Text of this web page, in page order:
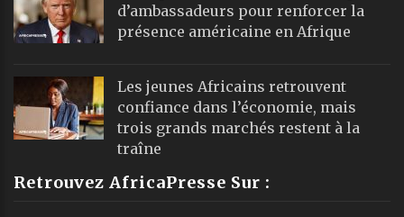
d’ambassadeurs pour renforcer la
présence américaine en Afrique
Les jeunes Africains retrouvent
confiance dans l’économie, mais
trois grands marchés restent à la
traîne
Retrouvez AfricaPresse Sur :